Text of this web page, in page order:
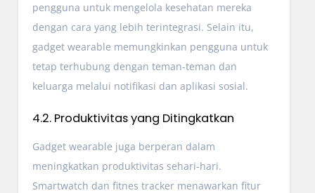
pengguna untuk mengelola kesehatan mereka
dengan cara yang lebih terintegrasi. Selain itu,
gadget wearable memungkinkan pengguna untuk
tetap terhubung dengan teman-teman dan
keluarga melalui notifikasi dan aplikasi sosial.
4.2. Produktivitas yang Ditingkatkan
Gadget wearable juga berperan dalam
meningkatkan produktivitas sehari-hari.
Smartwatch dan fitnes tracker menawarkan fitur